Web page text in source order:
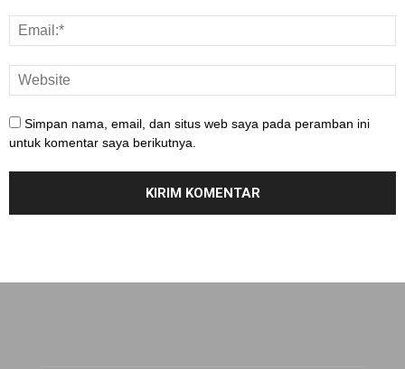
Simpan nama, email, dan situs web saya pada peramban ini
untuk komentar saya berikutnya.